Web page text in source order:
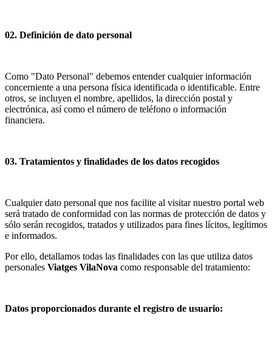
02. Definición de dato personal
Como "Dato Personal" debemos entender cualquier información
concerniente a una persona física identificada o identificable. Entre
otros, se incluyen el nombre, apellidos, la dirección postal y
electrónica, así como el número de teléfono o información
financiera.
03. Tratamientos y finalidades de los datos recogidos
Cualquier dato personal que nos facilite al visitar nuestro portal web
será tratado de conformidad con las normas de protección de datos y
sólo serán recogidos, tratados y utilizados para fines lícitos, legítimos
e informados.
Por ello, detallamos todas las finalidades con las que utiliza datos
personales Viatges VilaNova como responsable del tratamiento:
Datos proporcionados durante el registro de usuario: